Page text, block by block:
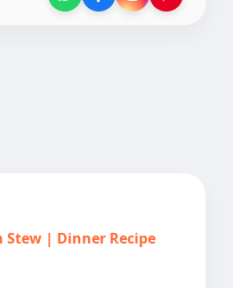
Stew | Dinner Recipe